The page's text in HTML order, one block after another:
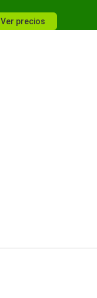
Ver precios